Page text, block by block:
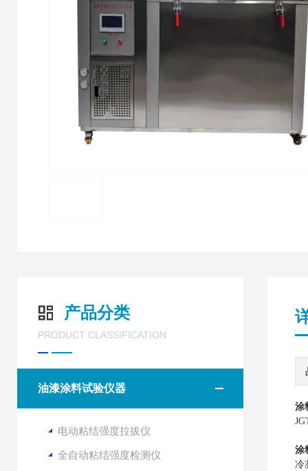
产品分类
PRODUCT CLASSIFICATION
油漆涂料试验仪器
电动粘结强度拉拔仪
全自动粘结强度检测仪
涂
涂
冷